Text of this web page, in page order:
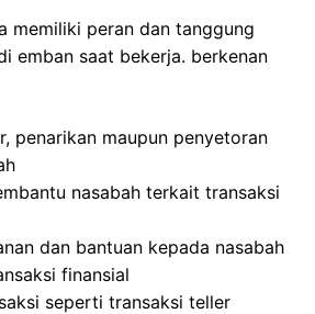
memiliki peran dan tanggung
emban saat bekerja. berkenan
penarikan maupun penyetoran
nasabah terkait transaksi
dan bantuan kepada nasabah
finansial
seperti transaksi teller